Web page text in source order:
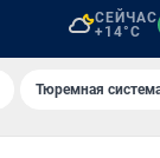
СЕЙЧАС
+14°C
Тюремная